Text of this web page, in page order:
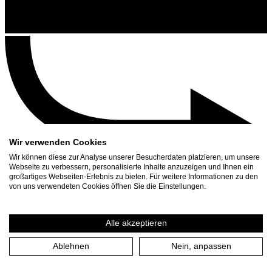
Kontakt
Presse Download
Wir verwenden Cookies
Wir können diese zur Analyse unserer Besucherdaten platzieren, um unsere
Webseite zu verbessern, personalisierte Inhalte anzuzeigen und Ihnen ein
großartiges Webseiten-Erlebnis zu bieten. Für weitere Informationen zu den
von uns verwendeten Cookies öffnen Sie die Einstellungen.
Alle akzeptieren
Ablehnen Nein, anpassen